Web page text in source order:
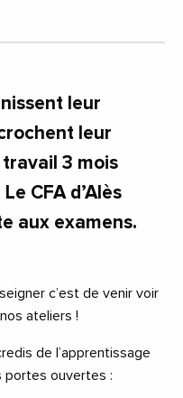
leur
leur
3 mois
CFA d’Alès
aux examens.
c’est de venir voir
ateliers !
de l’apprentissage
portes ouvertes :